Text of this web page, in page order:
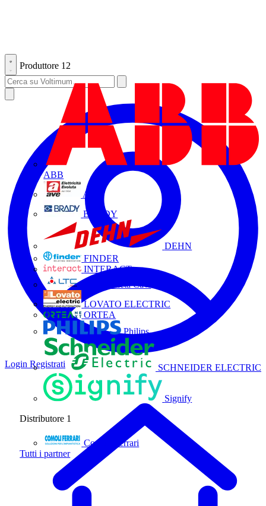
Produttore 12
ABB
AVE
BRADY
DEHN
FINDER
INTERACT
La Triveneta Cavi
LOVATO ELECTRIC
ORTEA
Philips
SCHNEIDER ELECTRIC
Signify
Distributore 1
Comoli Ferrari
Tutti i partner
Login Registrati